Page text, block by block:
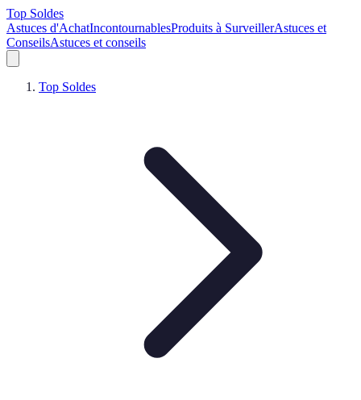
Top Soldes
Astuces d'AchatIncontournablesProduits à SurveillerAstuces et
ConseilsAstuces et conseils
Top Soldes